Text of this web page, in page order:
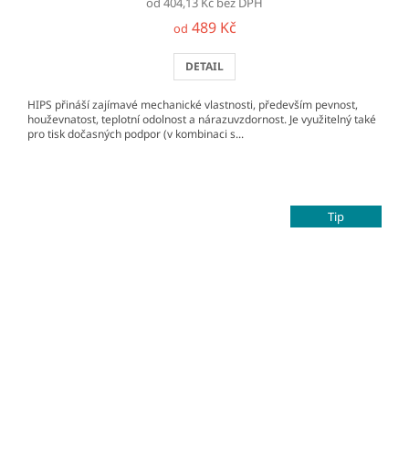
od 489 Kč
DETAIL
HIPS přináší zajímavé mechanické vlastnosti, především pevnost,
houževnatost, teplotní odolnost a nárazuvzdornost. Je využitelný také
pro tisk dočasných podpor (v kombinaci s...
Tip